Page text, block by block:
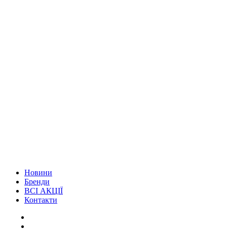
Новини
Бренди
ВСІ АКЦІЇ
Контакти